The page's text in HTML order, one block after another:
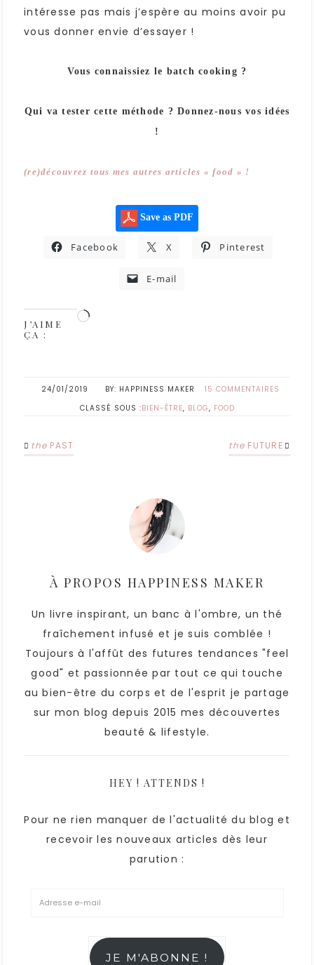
intéresse pas mais j’espère au moins avoir pu
vous donner envie d’essayer !
Vous connaissiez le batch cooking ?
Qui va tester cette méthode ? Donnez-nous vos idées
!
(re)découvrez tous mes autres articles « food » !
Save as PDF
Facebook X Pinterest
E-mail
J’AIME
ÇA :
24/01/2019 HAPPINESS MAKER
15 COMMENTAIRES
CLASSÉ SOUS :BIEN-ÊTRE, BLOG, FOOD
the PAST the FUTURE
À PROPOS HAPPINESS MAKER
Un livre inspirant, un banc à l'ombre, un thé
fraîchement infusé et je suis comblée !
Toujours à l'affût des futures tendances "feel
good" et passionnée par tout ce qui touche
au bien-être du corps et de l'esprit je partage
sur mon blog depuis 2015 mes découvertes
beauté & lifestyle.
HEY ! ATTENDS !
Pour ne rien manquer de l'actualité du blog et
recevoir les nouveaux articles dès leur
parution :
JE M'ABONNE !